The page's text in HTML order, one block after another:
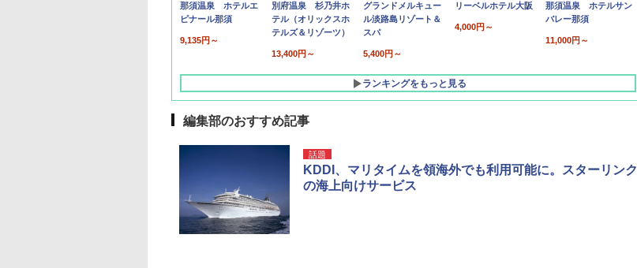
那須温泉 ホテルエ
ピナール那須
9,135円～
別府温泉 杉乃井ホ
テル（オリックスホ
テルズ＆リゾーツ）
13,400円～
グランドメルキュー
ル淡路島リゾート＆
スパ
5,400円～
リーベルホテル大阪
4,000円～
那須温泉 ホテルサン
バレー那須
11,000円～
ランキングをもっと見る
編集部のおすすめ記事
話題
KDDI、マリタイムを領海外でも利用可能に。スターリンク
の海上向けサービス